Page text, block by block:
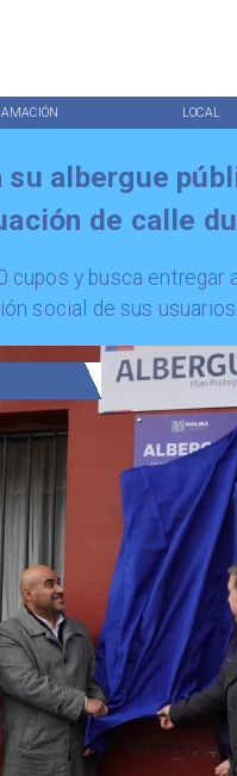
LOCAL
albergue
de calle
cupos y busca
social de sus usuarios.